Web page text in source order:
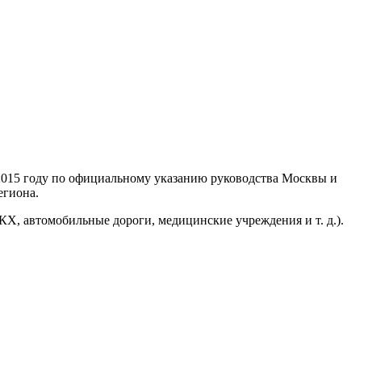
году по официальному указанию руководства Москвы и
автомобильные дороги, медицинские учреждения и т. д.).